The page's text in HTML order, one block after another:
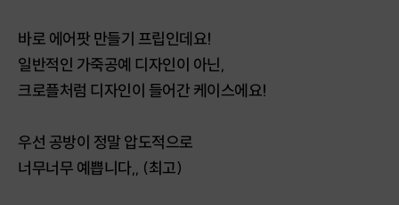
바로 에어팟 만들기 프립인데요!
일반적인 가죽공예 디자인이 아닌,
크로플처럼 디자인이 들어간 케이스에요!
우선 공방이 정말 압도적으로
너무너무 예쁩니다,, (최고)